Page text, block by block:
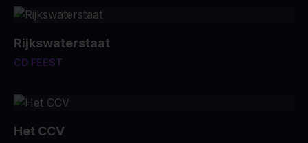
Rijkswaterstaat
CD FEEST
Het CCV